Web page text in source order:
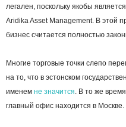
легален, поскольку якобы
Aridika Asset Management. В этой
бизнес считается полностью
Многие торговые точки слепо
на то, что в эстонском
именем не значится. В то же
главный офис находится в Москве.